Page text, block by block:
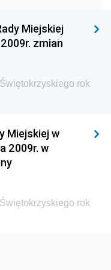
i Polityki
Cywilnego
Hutnictwa i
Zdrowia i Opieki
Rolnictwa, Leśnictwa
Miejskiej
zmian
rok
Miejskiej w
2009r. w
rok